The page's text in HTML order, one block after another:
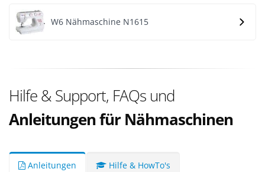
W6 Nähmaschine N1615
Hilfe & Support, FAQs und
Anleitungen für Nähmaschinen
Anleitungen Hilfe & HowTo's